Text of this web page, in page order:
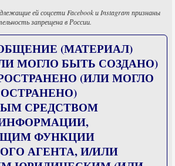
ей соцсети Facebook и Instagram признаны
запрещена в России.
(МАТЕРИАЛ)
МОГЛО БЫТЬ СОЗДАНО)
(ИЛИ МОГЛО
СРЕДСТВОМ
ФУНКЦИИ
АГЕНТА, И/ИЛИ